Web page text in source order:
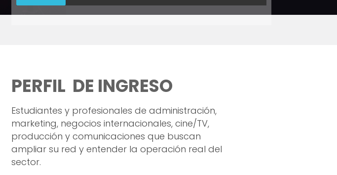
PERFIL DE INGRESO
Estudiantes y profesionales de administración,
marketing, negocios internacionales, cine/TV,
producción y comunicaciones que buscan
ampliar su red y entender la operación real del
sector.